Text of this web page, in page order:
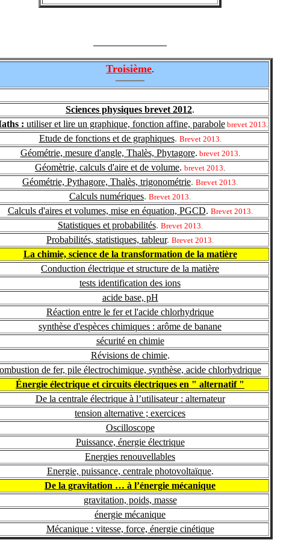
Troisième.
Sciences physiques brevet 2012.
: utiliser et lire un graphique, fonction affine, parabole brevet 2013.
Etude de fonctions et de graphiques. Brevet 2013.
Géométrie, mesure d'angle, Thalès, Phytagore. brevet 2013.
Géomètrie, calculs d'aire et de volume. brevet 2013.
Géométrie, Pythagore, Thalès, trigonométrie. Brevet 2013.
Calculs numériques. Brevet 2013.
Calculs d'aires et volumes, mise en équation, PGCD. Brevet 2013.
Statistiques et probabilités. Brevet 2013.
Probabilités, statistiques, tableur. Brevet 2013.
La chimie, science de la transformation de la matière
Conduction électrique et structure de la matière
tests identification des ions
acide base, pH
Réaction entre le fer et l'acide chlorhydrique
synthèse d'espèces chimiques : arôme de banane
sécurité en chimie
Révisions de chimie.
de fer, pile électrochimique, synthèse, acide chlorhydrique
Énergie électrique et circuits électriques en " alternatif "
De la centrale électrique à l’utilisateur : alternateur
tension alternative ; exercices
Oscilloscope
Puissance, énergie électrique
Energies renouvellables
Energie, puissance, centrale photovoltaïque.
De la gravitation … à l’énergie mécanique
gravitation, poids, masse
énergie mécanique
Mécanique : vitesse, force, énergie cinétique